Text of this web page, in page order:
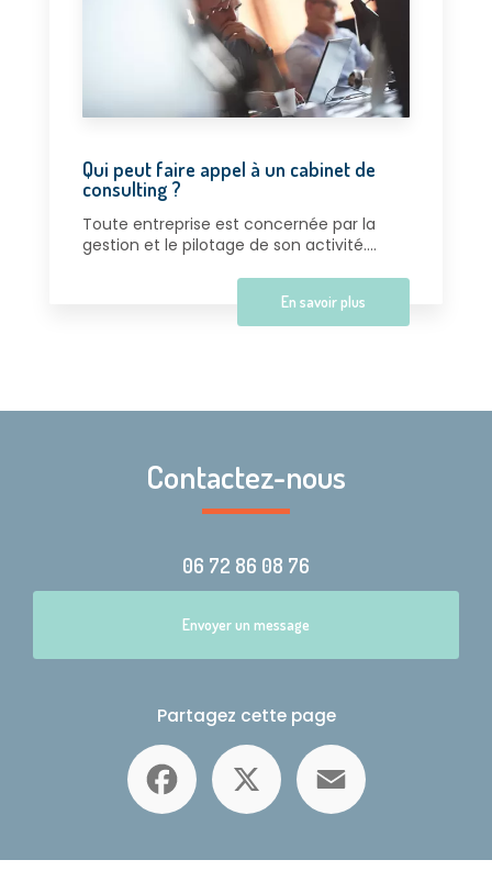
Qui peut faire appel à un cabinet de
consulting ?
Toute entreprise est concernée par la
gestion et le pilotage de son activité....
En savoir plus
Contactez-nous
06 72 86 08 76
Envoyer un message
Partagez cette page
Facebook